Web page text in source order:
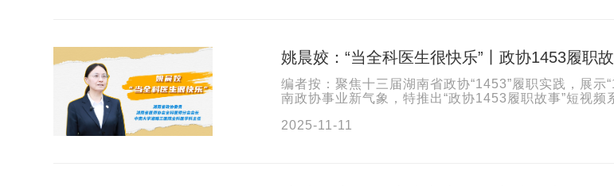
姚晨姣：“当全科医生很快乐”丨政协1453履职
编者按：聚焦十三届湖南省政协“1453”履职实践，展示
南政协事业新气象，特推出“政协1453履职故事”短视频
2025-11-11